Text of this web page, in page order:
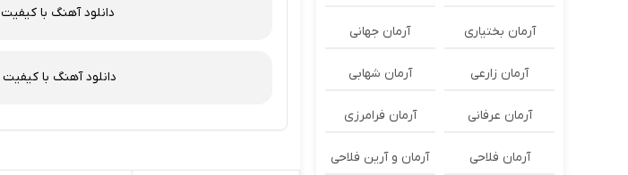
دانلود آهنگ با کیفیت 128
دانلود آهنگ با کیفیت 320
آرمان بختیاری آرمان جهانی
آرمان زارعی آرمان شهابی
آرمان عرفانی آرمان فرامرزی
آرمان فلاحی آرمان و آرین فلاحی